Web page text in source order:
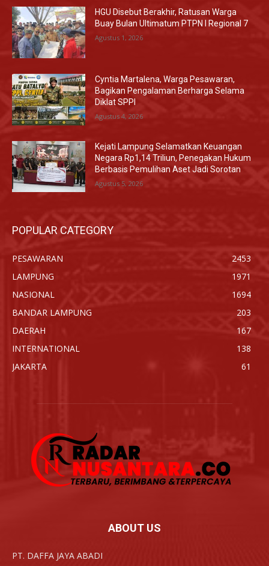
HGU Disebut Berakhir, Ratusan Warga
Buay Bulan Ultimatum PTPN I Regional 7
Agustus 1, 2026
Cyntia Martalena, Warga Pesawaran,
Bagikan Pengalaman Berharga Selama
Diklat SPPI
Agustus 4, 2026
Kejati Lampung Selamatkan Keuangan
Negara Rp1,14 Triliun, Penegakan Hukum
Berbasis Pemulihan Aset Jadi Sorotan
Agustus 5, 2026
POPULAR CATEGORY
PESAWARAN
2453
LAMPUNG
1971
NASIONAL
1694
BANDAR LAMPUNG
203
DAERAH
167
INTERNATIONAL
138
JAKARTA
61
ABOUT US
PT. DAFFA JAYA ABADI